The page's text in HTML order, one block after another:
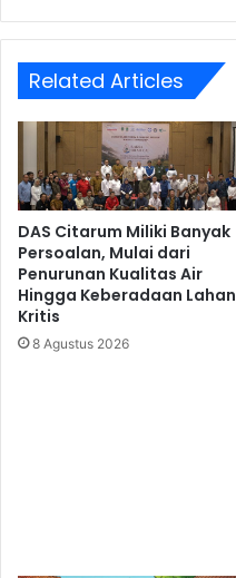
Related Articles
DAS Citarum Miliki Banyak
Persoalan, Mulai dari
Penurunan Kualitas Air
Hingga Keberadaan Lahan
Kritis
8 Agustus 2026